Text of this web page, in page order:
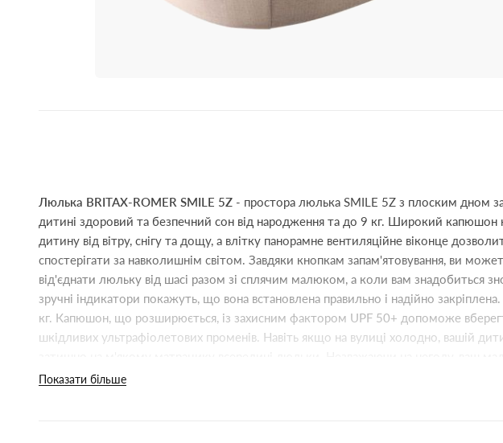
Люлька BRITAX-ROMER SMILE 5Z - простора люлька SMILE 5Z з плоским дном
дитині здоровий та безпечний сон від народження та до 9 кг. Широкий капюшон
дитину від вітру, снігу та дощу, а влітку панорамне вентиляційне віконце
спостерігати за навколишнім світом. Завдяки кнопкам запам'ятовування, ви
від'єднати люльку від шасі разом зі сплячим малюком, а коли вам знадобиться
зручні індикатори покажуть, що вона встановлена правильно і надійно
кг. Капюшон, що розширюється, із захисним фактором UPF 50+ допоможе
шкідливих ультрафіолетових променів. Навіть якщо на вулиці холодно, вашій
продовжити своє захоплююче дослідження навколишнього світу.
Показати більше